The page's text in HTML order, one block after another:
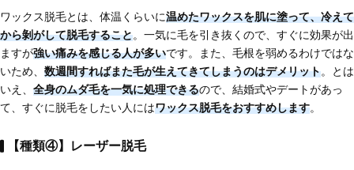
ワックス脱毛とは、体温くらいに温めたワックスを肌に塗って、冷えて
から剝がして脱毛すること。一気に毛を引き抜くので、すぐに効果が出
ますが強い痛みを感じる人が多いです。また、毛根を弱めるわけではな
いため、 数週間すればまた毛が生えてきてしまうのはデメリット。とは
いえ、 全身のムダ毛を一気に処理できるので、結婚式やデートがあっ
て、すぐに脱毛をしたい人にはワックス脱毛をおすすめします。
【種類④】レーザー脱毛